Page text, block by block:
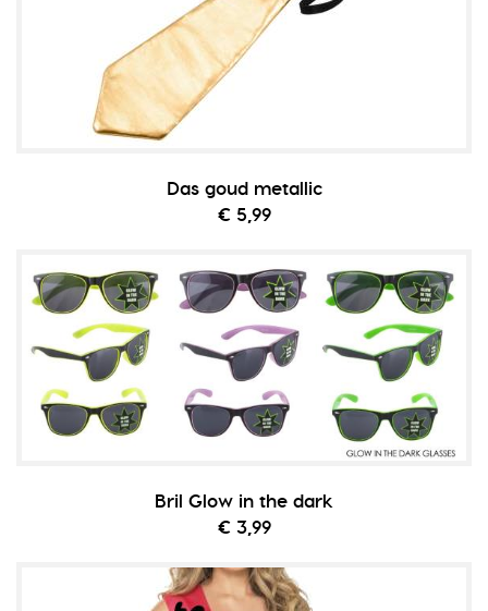
Das goud metallic
€ 5,99
Bril Glow in the dark
€ 3,99